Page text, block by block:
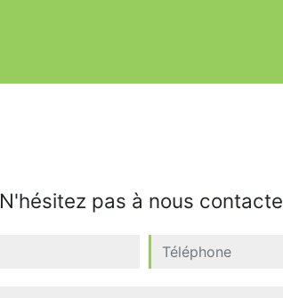
N'hésitez pas à nous